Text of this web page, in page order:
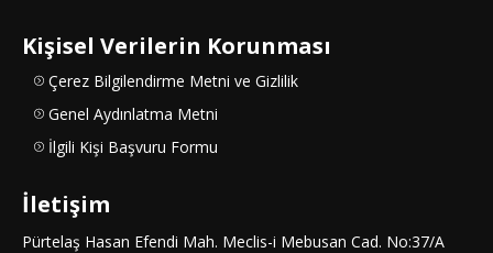
Kişisel Verilerin Korunması
Çerez Bilgilendirme Metni ve Gizlilik
Genel Aydınlatma Metni
İlgili Kişi Başvuru Formu
İletişim
Pürtelaş Hasan Efendi Mah. Meclis-i Mebusan Cad. No:37/A